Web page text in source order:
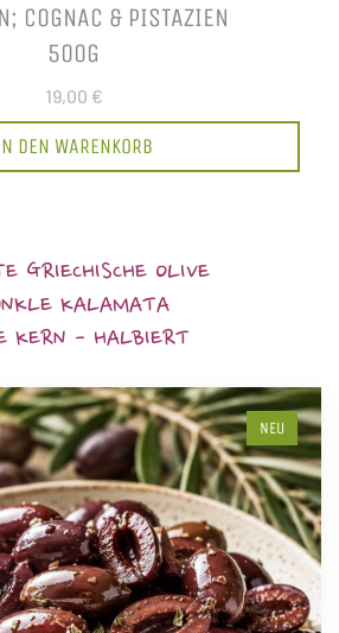
COGNAC & PISTAZIEN
500G
19,00 €
DEN WARENKORB
GRIECHISCHE OLIVE
KALAMATA
KERN - HALBIERT
NEU